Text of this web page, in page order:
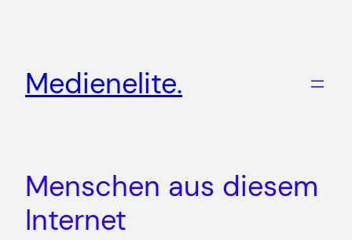
Medienelite.
Menschen aus diesem
Internet